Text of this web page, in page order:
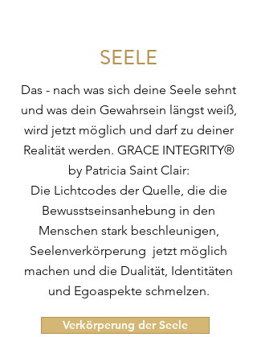
SEELE
Das - nach was sich deine Seele sehnt
und was dein Gewahrsein längst weiß,
wird jetzt möglich und darf zu deiner
Realität werden. GRACE INTEGRITY®
by Patricia Saint Clair:
Die Lichtcodes der Quelle, die die
Bewusstseinsanhebung in den
Menschen stark beschleunigen,
Seelenverkörperung jetzt möglich
machen und die Dualität, Identitäten
und Egoaspekte schmelzen.
Verkörperung der Seele